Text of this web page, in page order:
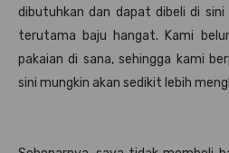
dibutuhkan dan dapat dibeli di
terutama baju hangat. Kami
pakaian di sana, sehingga kami
sini mungkin akan sedikit lebih